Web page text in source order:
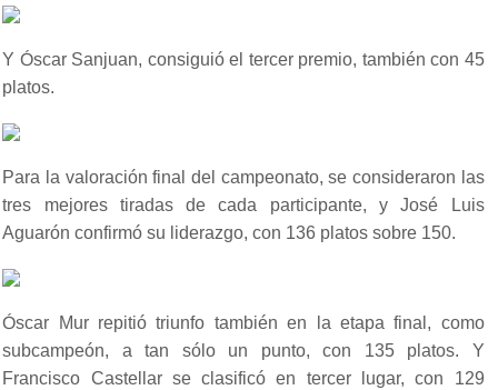
Y Óscar Sanjuan, consiguió el tercer premio, también con 45
platos.
Para la valoración final del campeonato, se consideraron las
tres mejores tiradas de cada participante, y José Luis
Aguarón confirmó su liderazgo, con 136 platos sobre 150.
Óscar Mur repitió triunfo también en la etapa final, como
subcampeón, a tan sólo un punto, con 135 platos. Y
Francisco Castellar se clasificó en tercer lugar, con 129